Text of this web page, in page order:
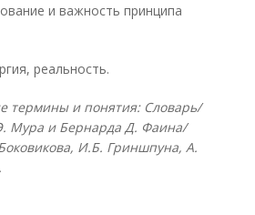
и важность принципа
реальность.
термины и понятия: Словарь/
Мура и Бернарда Д. Фаина/
И.Б. Гриншпуна, А.